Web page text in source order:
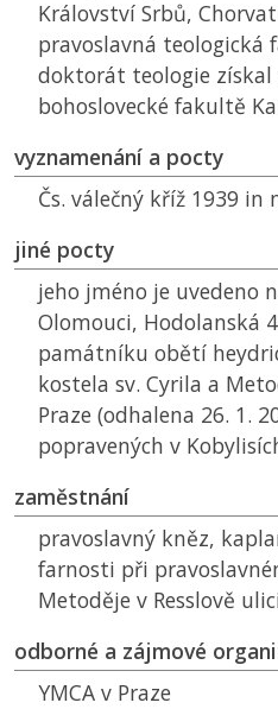
Království Srbů,
pravoslavná teologická
doktorát teologie získal
bohoslovecké fakultě
vyznamenání a pocty
Čs. válečný kříž 1939 in
jiné pocty
jeho jméno je uvedeno
Olomouci, Hodolanská
památníku obětí
kostela sv. Cyrila a
Praze (odhalena 26. 1.
popravených v
zaměstnání
pravoslavný kněz,
farnosti při
Metoděje v Resslově
odborné a zájmové
YMCA v Praze